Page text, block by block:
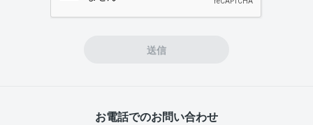
送信
お電話でのお問い合わせ